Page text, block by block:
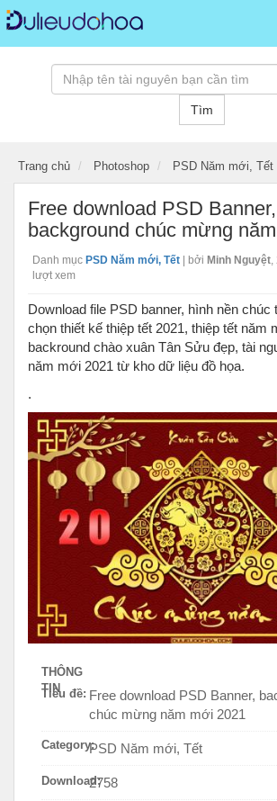
Tìm
Trang chủ Photoshop PSD Năm mới, Tết
Free download PSD Banner,
background chúc mừng
Danh mục PSD Năm mới, Tết bởi Minh Nguyệt,
lượt xem
Download file PSD banner, hình nền chúc
chọn thiết kế thiệp tết 2021, thiệp tết năm
backround chào xuân Tân Sửu đẹp, tài
năm mới 2021 từ kho dữ liệu đồ họa.
.
THÔNG
TIN
Tiêu đề: Free download PSD Banner,
chúc mừng năm mới 2021
Category:PSD Năm mới, Tết
Download:2758